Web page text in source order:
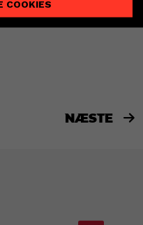
NÆSTE 
COOKIES